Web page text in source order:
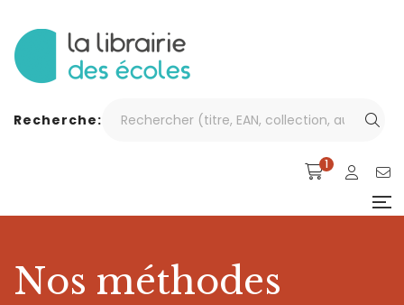
Recherche:
1
Nos méthodes